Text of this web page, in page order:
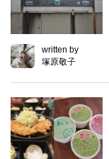
written by
塚原敬子